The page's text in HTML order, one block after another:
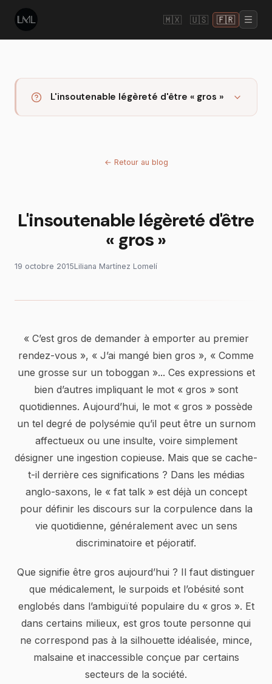
🇲🇽 🇺🇸 🇫🇷
L'insoutenable légèreté d'être « gros »
← Retour au blog
L'insoutenable légèreté d'être
« gros »
19 octobre 2015Liliana Martínez Lomelí
« C’est gros de demander à emporter au premier
rendez-vous », « J’ai mangé bien gros », « Comme
une grosse sur un toboggan »... Ces expressions et
bien d’autres impliquant le mot « gros » sont
quotidiennes. Aujourd’hui, le mot « gros » possède
un tel degré de polysémie qu’il peut être un surnom
affectueux ou une insulte, voire simplement
désigner une ingestion copieuse. Mais que se cache-
t-il derrière ces significations ? Dans les médias
anglo-saxons, le « fat talk » est déjà un concept
pour définir les discours sur la corpulence dans la
vie quotidienne, généralement avec un sens
discriminatoire et péjoratif.
Que signifie être gros aujourd’hui ? Il faut distinguer
que médicalement, le surpoids et l’obésité sont
englobés dans l’ambiguïté populaire du « gros ». Et
dans certains milieux, est gros toute personne qui
ne correspond pas à la silhouette idéalisée, mince,
malsaine et inaccessible conçue par certains
secteurs de la société.